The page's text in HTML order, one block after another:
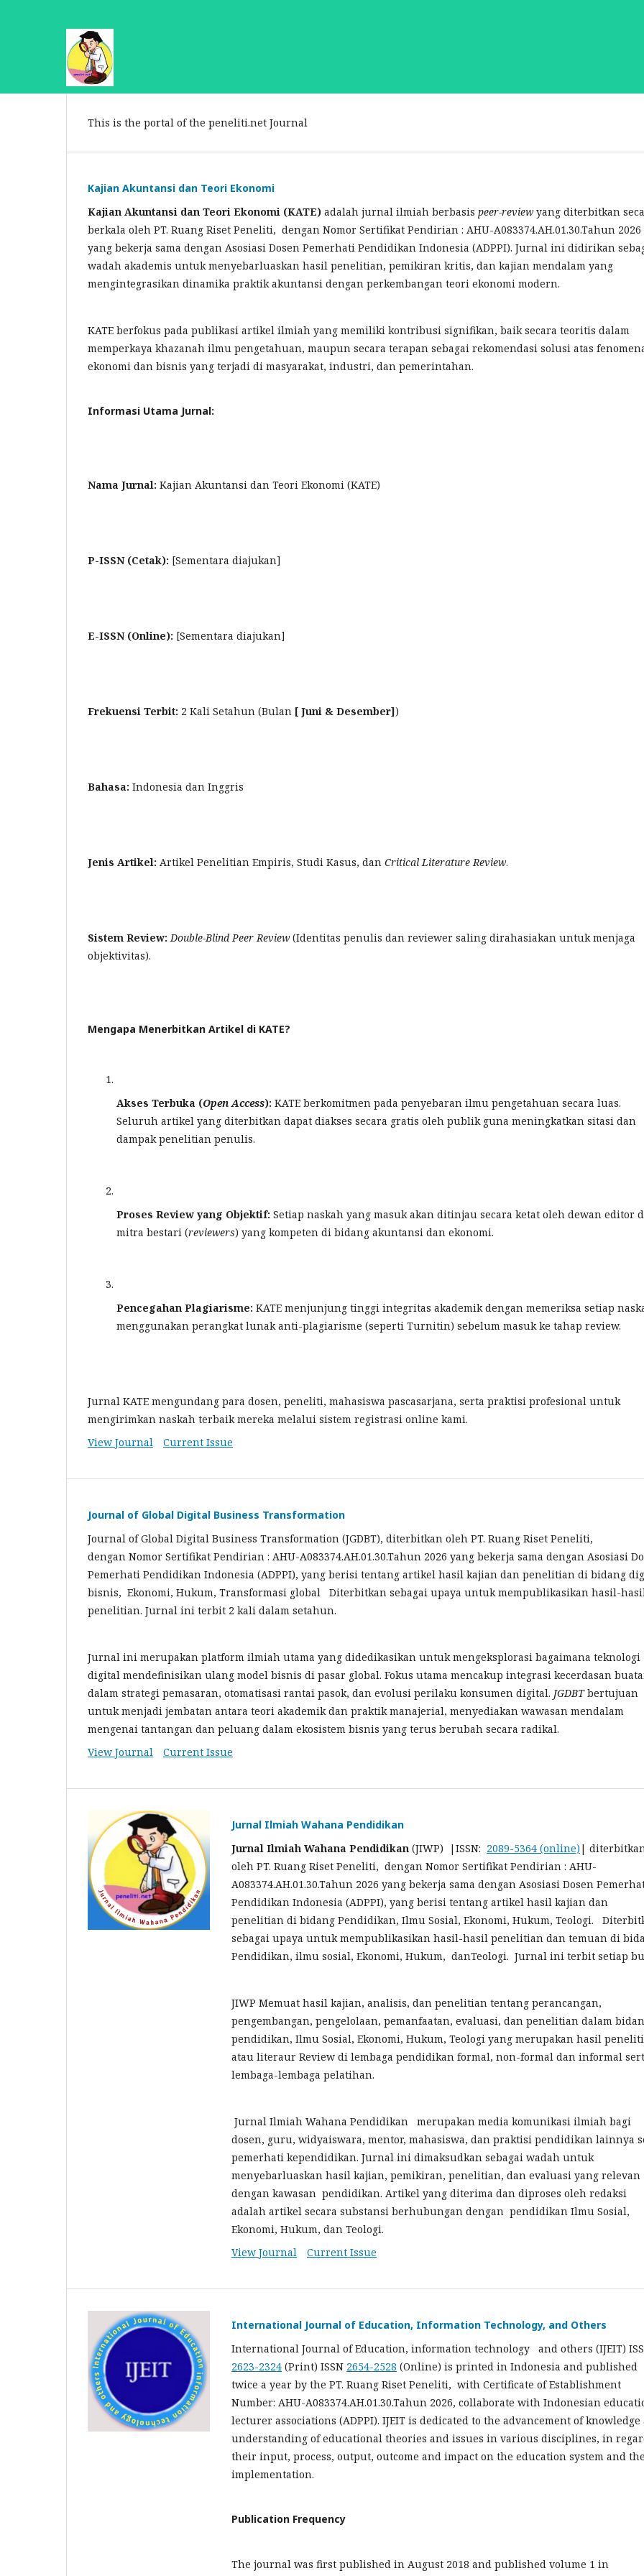
This is the portal of the peneliti.net Journal
Kajian Akuntansi dan Teori Ekonomi
Kajian Akuntansi dan Teori Ekonomi (KATE) adalah jurnal ilmiah berbasis peer-reviewyang diterbitkan
berkala oleh PT. Ruang Riset Peneliti, dengan Nomor Sertifikat Pendirian : AHU-A083374.AH.01.30.Tahun 2026
yang bekerja sama dengan Asosiasi Dosen Pemerhati Pendidikan Indonesia (ADPPI). Jurnal ini didirikan
wadah akademis untuk menyebarluaskan hasil penelitian, pemikiran kritis, dan kajian mendalam yang
mengintegrasikan dinamika praktik akuntansi dengan perkembangan teori ekonomi modern.
KATE berfokus pada publikasi artikel ilmiah yang memiliki kontribusi signifikan, baik secara teoritis dalam
memperkaya khazanah ilmu pengetahuan, maupun secara terapan sebagai rekomendasi solusi atas
ekonomi dan bisnis yang terjadi di masyarakat, industri, dan pemerintahan.
Informasi Utama Jurnal:
Nama Jurnal: Kajian Akuntansi dan Teori Ekonomi (KATE)
P-ISSN (Cetak): [Sementara diajukan]
E-ISSN (Online): [Sementara diajukan]
Frekuensi Terbit: 2 Kali Setahun (Bulan [ Juni & Desember])
Bahasa: Indonesia dan Inggris
Jenis Artikel: Artikel Penelitian Empiris, Studi Kasus, dan Critical Literature Review.
Sistem Review: Double-Blind Peer Review(Identitas penulis dan reviewer saling dirahasiakan untuk menjaga
objektivitas).
Mengapa Menerbitkan Artikel di KATE?
Akses Terbuka (Open Access): KATE berkomitmen pada penyebaran ilmu pengetahuan secara luas.
Seluruh artikel yang diterbitkan dapat diakses secara gratis oleh publik guna meningkatkan sitasi dan
dampak penelitian penulis.
Proses Review yang Objektif: Setiap naskah yang masuk akan ditinjau secara ketat oleh dewan editor
mitra bestari (reviewers) yang kompeten di bidang akuntansi dan ekonomi.
Pencegahan Plagiarisme: KATE menjunjung tinggi integritas akademik dengan memeriksa setiap
menggunakan perangkat lunak anti-plagiarisme (seperti Turnitin) sebelum masuk ke tahap review.
Jurnal KATE mengundang para dosen, peneliti, mahasiswa pascasarjana, serta praktisi profesional untuk
mengirimkan naskah terbaik mereka melalui sistem registrasi online kami.
View Journal
Current Issue
Journal of Global Digital Business Transformation
Journal of Global Digital Business Transformation (JGDBT), diterbitkan oleh PT. Ruang Riset Peneliti,
dengan Nomor Sertifikat Pendirian : AHU-A083374.AH.01.30.Tahun 2026 yang bekerja sama dengan Asosiasi
Pemerhati Pendidikan Indonesia (ADPPI), yang berisi tentang artikel hasil kajian dan penelitian di bidang
bisnis, Ekonomi, Hukum, Transformasi global Diterbitkan sebagai upaya untuk mempublikasikan hasil-
penelitian. Jurnal ini terbit 2 kali dalam setahun.
Jurnal ini merupakan platform ilmiah utama yang didedikasikan untuk mengeksplorasi bagaimana teknologi
digital mendefinisikan ulang model bisnis di pasar global. Fokus utama mencakup integrasi kecerdasan
dalam strategi pemasaran, otomatisasi rantai pasok, dan evolusi perilaku konsumen digital. JGDBTbertujuan
untuk menjadi jembatan antara teori akademik dan praktik manajerial, menyediakan wawasan mendalam
mengenai tantangan dan peluang dalam ekosistem bisnis yang terus berubah secara radikal.
View Journal
Current Issue
Jurnal Ilmiah Wahana Pendidikan
Jurnal Ilmiah Wahana Pendidikan (JIWP) |ISSN: 2089-5364 (online) |
oleh PT. Ruang Riset Peneliti, dengan Nomor Sertifikat Pendirian : AHU-
A083374.AH.01.30.Tahun 2026 yang bekerja sama dengan Asosiasi Dosen
Pendidikan Indonesia (ADPPI), yang berisi tentang artikel hasil kajian dan
penelitian di bidang Pendidikan, Ilmu Sosial, Ekonomi, Hukum, Teologi.
sebagai upaya untuk mempublikasikan hasil-hasil penelitian dan temuan di
Pendidikan, ilmu sosial, Ekonomi, Hukum, danTeologi. Jurnal ini terbit setiap
JIWP Memuat hasil kajian, analisis, dan penelitian tentang perancangan,
pengembangan, pengelolaan, pemanfaatan, evaluasi, dan penelitian dalam
pendidikan, Ilmu Sosial, Ekonomi, Hukum, Teologi yang merupakan hasil
atau literaur Review di lembaga pendidikan formal, non-formal dan informal
lembaga-lembaga pelatihan.
Jurnal Ilmiah Wahana Pendidikan merupakan media komunikasi ilmiah bagi
dosen, guru, widyaiswara, mentor, mahasiswa, dan praktisi pendidikan lainnya
pemerhati kependidikan. Jurnal ini dimaksudkan sebagai wadah untuk
menyebarluaskan hasil kajian, pemikiran, penelitian, dan evaluasi yang relevan
dengan kawasan pendidikan. Artikel yang diterima dan diproses oleh redaksi
adalah artikel secara substansi berhubungan dengan pendidikan Ilmu Sosial,
Ekonomi, Hukum, dan Teologi.
View Journal
Current Issue
International Journal of Education, Information Technology, and Others
International Journal of Education, information technology and others (IJEIT)
2623-2324 (Print) ISSN 2654-2528 (Online) is printed in Indonesia and published
twice a year by the PT. Ruang Riset Peneliti, with Certificate of Establishment
Number: AHU-A083374.AH.01.30.Tahun 2026, collaborate with Indonesian
lecturer associations (ADPPI). IJEIT is dedicated to the advancement of knowledge
understanding of educational theories and issues in various disciplines, in
their input, process, output, outcome and impact on the education system and
implementation.
Publication Frequency
The journal was first published in August 2018 and published volume 1 in